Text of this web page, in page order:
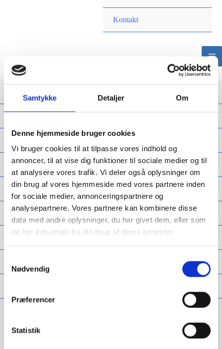
Samtykke Detaljer Om
Denne hjemmeside bruger cookies
Vi bruger cookies til at tilpasse vores indhold og
annoncer, til at vise dig funktioner til sociale medier og til
at analysere vores trafik. Vi deler også oplysninger om
din brug af vores hjemmeside med vores partnere inden
for sociale medier, annonceringspartnere og
analysepartnere. Vores partnere kan kombinere disse
data med andre oplysninger, du har givet dem, eller som
de har indsamlet fra din brug af deres tjenester.
Nødvendig
Præferencer
Statistik
Kontakt
Arrangementer
Lokaler
Selvskovning
Ridning
Lystfiskeri